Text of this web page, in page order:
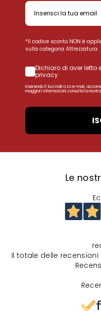
*Il codice sconto NON è
sulla categoria Attrezzatura
Dichiaro di aver
privacy
Inserendo il tuo indirizzo e-mail,
maggiori informazioni consulta la
Le
Il totale delle